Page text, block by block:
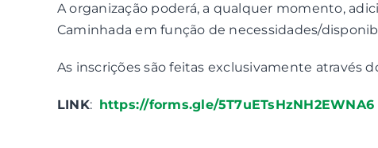
A organização poderá, a qualquer momento,
Caminhada em função de necessidades/
As inscrições são feitas exclusivamente através
LINK: https://forms.gle/5T7uETsHzNH2EWNA6